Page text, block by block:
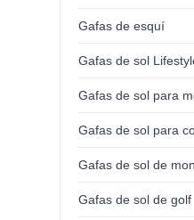
Gafas de esquí
Gafas de sol
Gafas de sol para
Gafas de sol para
Gafas de sol de
Gafas de sol de golf